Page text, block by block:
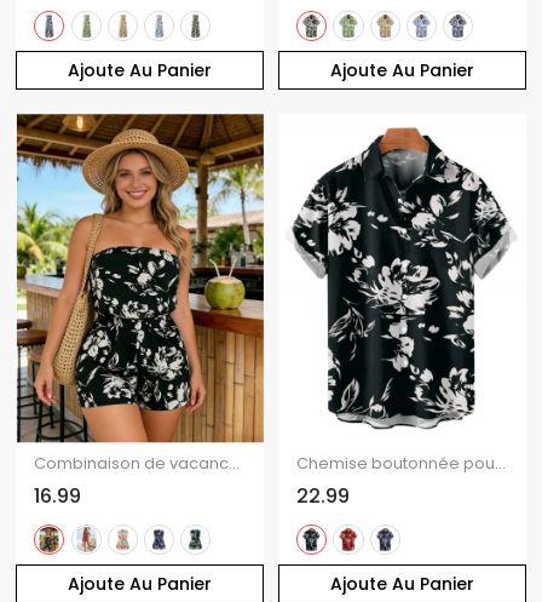
Ajoute Au Panier Ajoute Au Panier
Ajoute Au Panier
Combinaison de vacances à imprimé floral tropical coloré et épaules dénudées
16.99
Ajoute Au Panier
Chemise boutonnée pour homme, imprimé abstrait de fleurs et de feuilles, idéale pour les vacances
22.99